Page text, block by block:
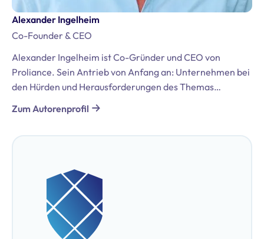
Alexander Ingelheim
Co-Founder & CEO
Alexander Ingelheim ist Co-Gründer und CEO von
Proliance. Sein Antrieb von Anfang an: Unternehmen bei
den Hürden und Herausforderungen des Themas
Datenschutz und der DSGVO zu unterstützen. Er bringt
umfassende Erfahrungen aus seiner Tätigkeit in der
Bregal Unternehmerkapital GmbH und McKinsey &
Datenschutzbeauftragter (TÜV & DEKRA).
Zum Autorenprofil